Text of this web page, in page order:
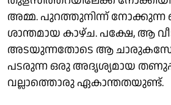
അമ്മ. പുറത്തുനിന്ന് നോക്കുന്ന
ശാന്തമായ കാഴ്ച. പക്ഷേ, ആ
അടയുന്നതോടെ ആ
പടരുന്ന ഒരു അദൃശ്യമായ
വല്ലാത്തൊരു ഏകാന്തതയുണ്ട്.